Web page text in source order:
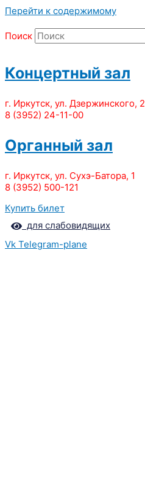
Перейти к содержимому
Поиск
Концертный зал
г. Иркутск, ул. Дзержинского, 2
8 (3952) 24-11-00
Органный зал
г. Иркутск, ул. Сухэ-Батора, 1
8 (3952) 500-121
Купить билет
для слабовидящих
Vk Telegram-plane